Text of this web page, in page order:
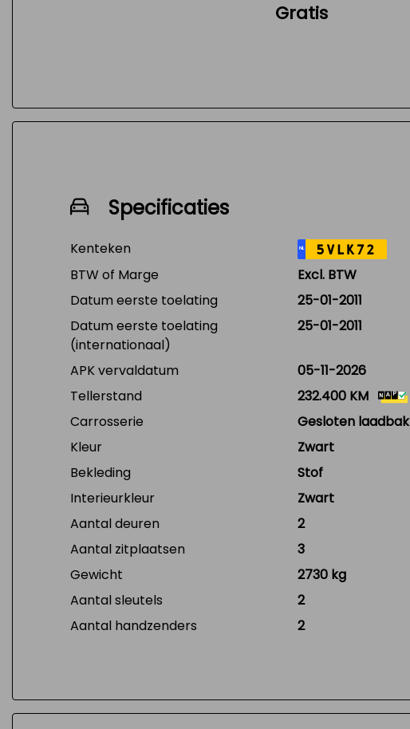
Gratis
Specificaties
Kenteken NL 5VLK72
BTW of Marge
Excl. BTW
Datum eerste toelating
25-01-2011
Datum eerste toelating
(internationaal)
25-01-2011
APK vervaldatum
05-11-2026
Tellerstand
232.400 KM
Carrosserie
Gesloten laadbak
Kleur
Zwart
Bekleding
Stof
Interieurkleur
Zwart
Aantal deuren
2
Aantal zitplaatsen
3
Gewicht
2730 kg
Aantal sleutels
2
Aantal handzenders
2